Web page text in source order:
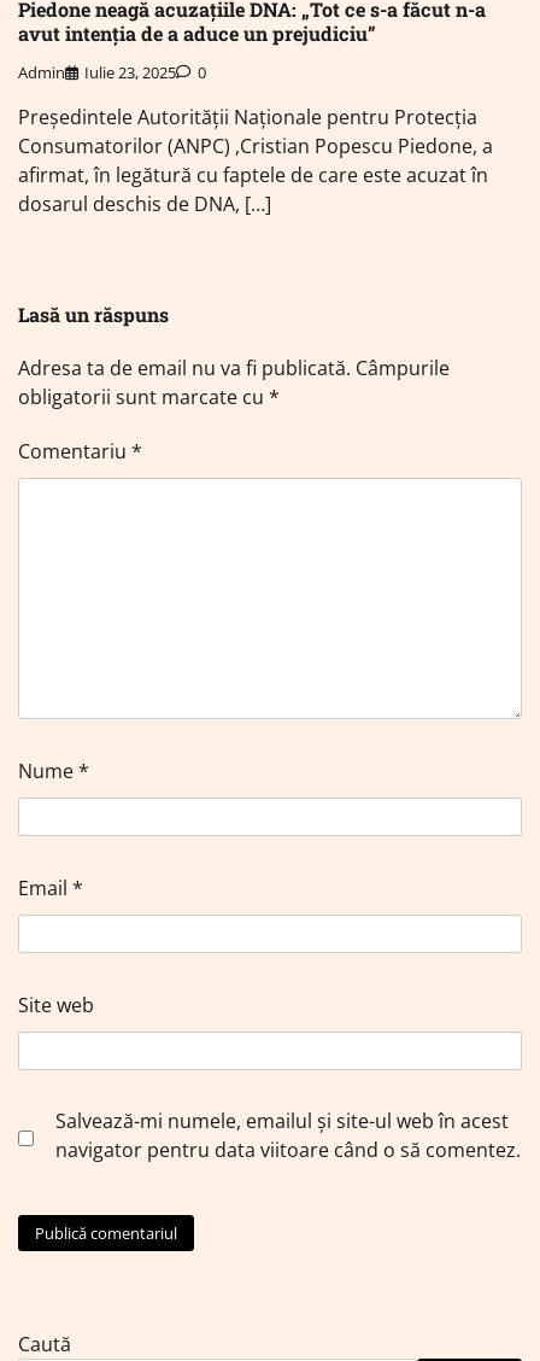
Piedone neagă acuzațiile DNA: „Tot ce s-a făcut n-a
avut intenţia de a aduce un prejudiciu”
Admin Iulie 23, 2025 0
Preşedintele Autorităţii Naţionale pentru Protecţia
Consumatorilor (ANPC) ,Cristian Popescu Piedone, a
afirmat, în legătură cu faptele de care este acuzat în
dosarul deschis de DNA, […]
Lasă un răspuns
Adresa ta de email nu va fi publicată. Câmpurile
obligatorii sunt marcate cu *
Comentariu *
Nume*
Email *
Site web
Salvează-mi numele, emailul și site-ul web în acest
navigator pentru data viitoare când o să comentez.
Caută